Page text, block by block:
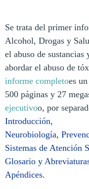
Se trata del primer
Alcohol, Drogas y
el abuso de sustancias
abordar el abuso de
informe completoes
500 páginas y 27
ejecutivoo, por
Introducción,
Neurobiología,
Sistemas de Atención
Glosario y
Apéndices.